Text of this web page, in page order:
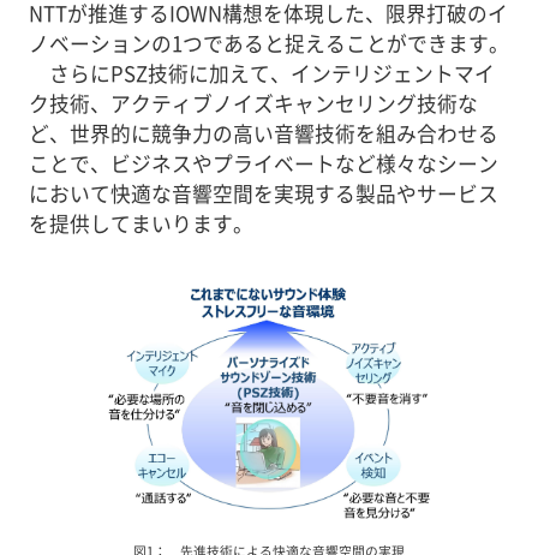
NTTが推進するIOWN構想を体現した、限界打破のイ
ノベーションの1つであると捉えることができます。
さらにPSZ技術に加えて、インテリジェントマイ
ク技術、アクティブノイズキャンセリング技術な
ど、世界的に競争力の高い音響技術を組み合わせる
ことで、ビジネスやプライベートなど様々なシーン
において快適な音響空間を実現する製品やサービス
を提供してまいります。
図1： 先進技術による快適な音響空間の実現